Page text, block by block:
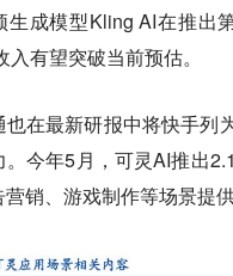
生成模型Kling AI在推出
入有望突破当前预估。
也在最新研报中将快手列
。今年5月，可灵AI推出
销、游戏制作等场景提